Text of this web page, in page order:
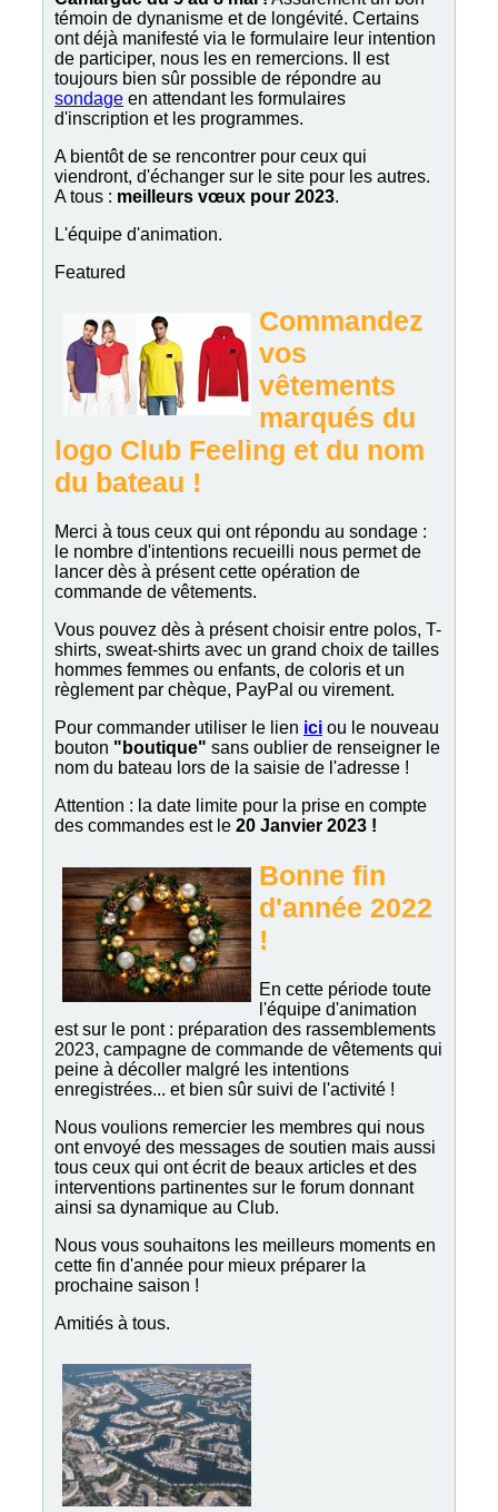
témoin de dynanisme et de longévité. Certains
ont déjà manifesté via le formulaire leur intention
de participer, nous les en remercions. Il est
toujours bien sûr possible de répondre au
sondage en attendant les formulaires
d'inscription et les programmes.
A bientôt de se rencontrer pour ceux qui
viendront, d'échanger sur le site pour les autres.
A tous : meilleurs vœux pour 2023.
L'équipe d'animation.
Featured
Commandez
vos
vêtements
marqués du
logo Club Feeling et du nom
du bateau !
Merci à tous ceux qui ont répondu au sondage :
le nombre d'intentions recueilli nous permet de
lancer dès à présent cette opération de
commande de vêtements.
Vous pouvez dès à présent choisir entre polos, T-
shirts, sweat-shirts avec un grand choix de tailles
hommes femmes ou enfants, de coloris et un
règlement par chèque, PayPal ou virement.
Pour commander utiliser le lien ici ou le nouveau
bouton "boutique" sans oublier de renseigner le
nom du bateau lors de la saisie de l'adresse !
Attention : la date limite pour la prise en compte
des commandes est le 20 Janvier 2023 !
Bonne fin
d'année 2022
!
En cette période toute
l'équipe d'animation
est sur le pont : préparation des rassemblements
2023, campagne de commande de vêtements qui
peine à décoller malgré les intentions
enregistrées... et bien sûr suivi de l'activité !
Nous voulions remercier les membres qui nous
ont envoyé des messages de soutien mais aussi
tous ceux qui ont écrit de beaux articles et des
interventions partinentes sur le forum donnant
ainsi sa dynamique au Club.
Nous vous souhaitons les meilleurs moments en
cette fin d'année pour mieux préparer la
prochaine saison !
Amitiés à tous.